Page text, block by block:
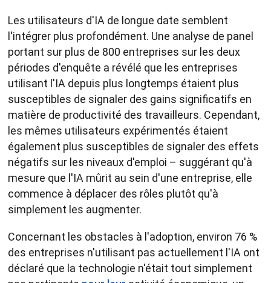
Les utilisateurs d'IA de longue date semblent
l'intégrer plus profondément. Une analyse de panel
portant sur plus de 800 entreprises sur les deux
périodes d'enquête a révélé que les entreprises
utilisant l'IA depuis plus longtemps étaient plus
susceptibles de signaler des gains significatifs en
matière de productivité des travailleurs. Cependant,
les mêmes utilisateurs expérimentés étaient
également plus susceptibles de signaler des effets
négatifs sur les niveaux d'emploi – suggérant qu'à
mesure que l'IA mûrit au sein d'une entreprise, elle
commence à déplacer des rôles plutôt qu'à
simplement les augmenter.
Concernant les obstacles à l'adoption, environ 76 %
des entreprises n'utilisant pas actuellement l'IA ont
déclaré que la technologie n'était tout simplement